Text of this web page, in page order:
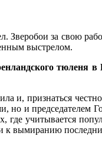
за свою
выстрелом.
тюленя
и, признаться
но и председателем
где учитывается
к вымиранию